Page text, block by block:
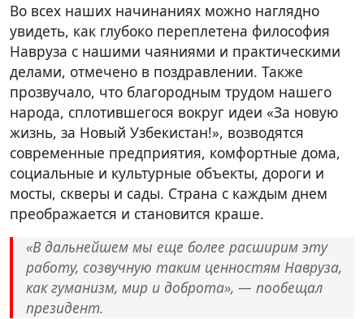
Во всех наших начинаниях можно наглядно
увидеть, как глубоко переплетена философия
Навруза с нашими чаяниями и практическими
делами, отмечено в поздравлении. Также
прозвучало, что благородным трудом нашего
народа, сплотившегося вокруг идеи «За новую
жизнь, за Новый Узбекистан!», возводятся
современные предприятия, комфортные дома,
социальные и культурные объекты, дороги и
мосты, скверы и сады. Страна с каждым днем
преображается и становится краше.
«В дальнейшем мы еще более расширим эту
работу, созвучную таким ценностям Навруза,
как гуманизм, мир и доброта», — пообещал
президент.